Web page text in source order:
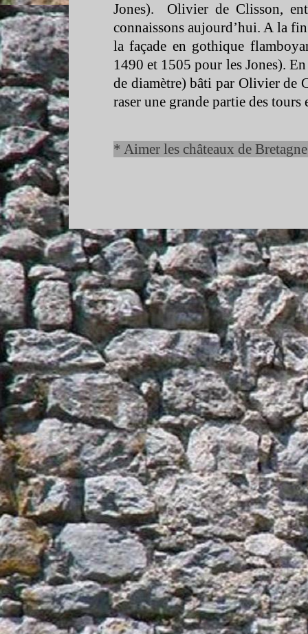
Jones). Olivier de Clisson,
connaissons aujourd’hui. A la
la façade en gothique
1490 et 1505 pour les Jones).
de diamètre) bâti par Olivier de
raser une grande partie des tours
* Aimer les châteaux de